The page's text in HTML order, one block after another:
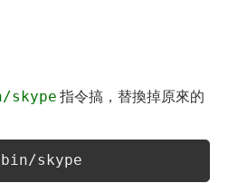
指令搞，替換掉原來的
skype